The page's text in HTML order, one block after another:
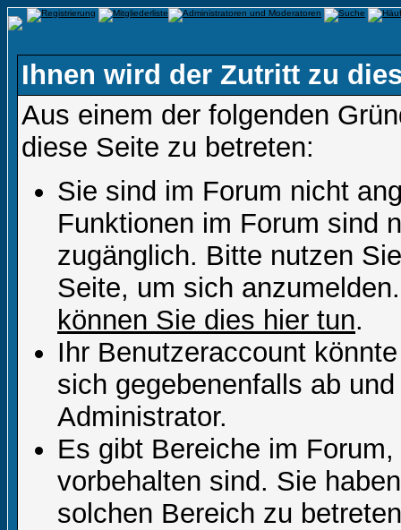
Ihnen wird der Zutritt zu
Aus einem der folgenden
diese Seite zu betreten:
Sie sind im Forum nicht
Funktionen im Forum sind
zugänglich. Bitte nutzen
Seite, um sich
können Sie dies hier tun.
Ihr Benutzeraccount
sich gegebenenfalls ab
Administrator.
Es gibt Bereiche im
vorbehalten sind. Sie
solchen Bereich zu